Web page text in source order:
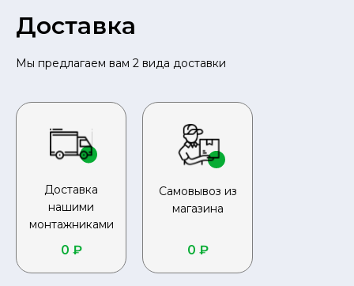
Доставка
Мы предлагаем вам 2 вида доставки
Доставка
нашими
монтажниками
Самовывоз из
магазина
0 ₽ 0 ₽